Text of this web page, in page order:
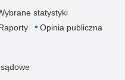
statystyki
Opinia publiczna